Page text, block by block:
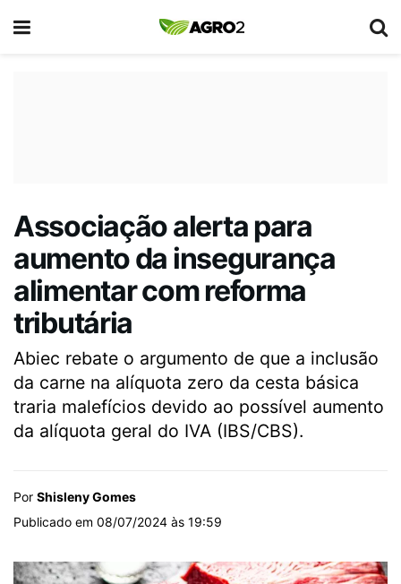
Associação alerta para
aumento da insegurança
alimentar com reforma
tributária
Abiec rebate o argumento de que a inclusão
da carne na alíquota zero da cesta básica
traria malefícios devido ao possível aumento
da alíquota geral do IVA (IBS/CBS).
Por Shisleny Gomes
Publicado em 08/07/2024 às 19:59